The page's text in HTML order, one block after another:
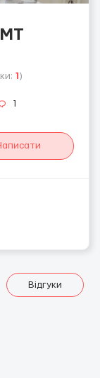
1 )
1
Відгуки